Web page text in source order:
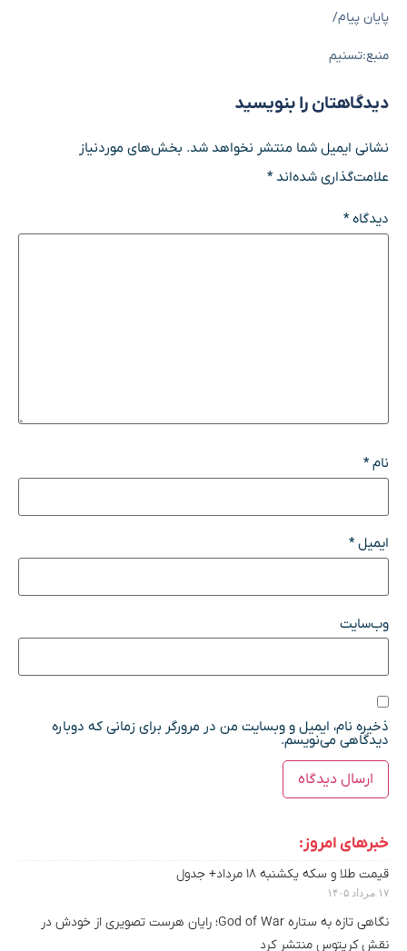
پایان پیام/
منبع:تسنیم
دیدگاهتان را بنویسید
نشانی ایمیل شما منتشر نخواهد شد. بخش‌های موردنیاز
علامت‌گذاری شده‌اند*
دیدگاه*
نام*
ایمیل*
وب‌سایت
ذخیره نام، ایمیل و وبسایت من در مرورگر برای زمانی که دوباره
دیدگاهی می‌نویسم.
خبرهای امروز:
قیمت طلا و سکه یکشنبه ۱۸ مرداد+ جدول
۱۷ مرداد ۱۴۰۵
نگاهی تازه به ستاره God of War؛ رایان هرست تصویری از خودش در
نقش کریتوس منتشر کرد